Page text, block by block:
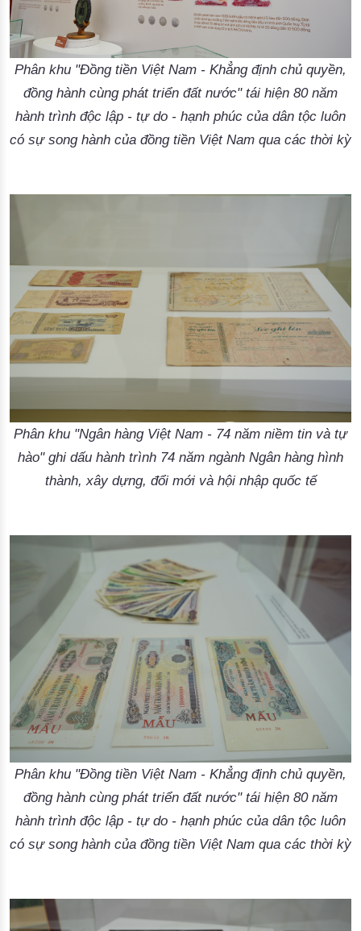
Phân khu "Đồng tiền Việt Nam - Khẳng định chủ quyền,
đồng hành cùng phát triển đất nước" tái hiện 80 năm
hành trình độc lập - tự do - hạnh phúc của dân tộc luôn
có sự song hành của đồng tiền Việt Nam qua các thời kỳ
Phân khu "Ngân hàng Việt Nam - 74 năm niềm tin và tự
hào" ghi dấu hành trình 74 năm ngành Ngân hàng hình
thành, xây dựng, đổi mới và hội nhập quốc tế
Phân khu "Đồng tiền Việt Nam - Khẳng định chủ quyền,
đồng hành cùng phát triển đất nước" tái hiện 80 năm
hành trình độc lập - tự do - hạnh phúc của dân tộc luôn
có sự song hành của đồng tiền Việt Nam qua các thời kỳ